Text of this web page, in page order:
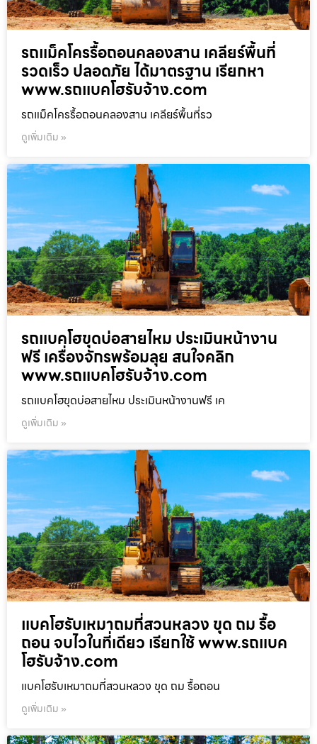
รถแม็คโครรื้อถอนคลองสาน เคลียร์พื้นที่
รวดเร็ว ปลอดภัย ได้มาตรฐาน เรียกหา
www.รถแบคโฮรับจ้าง.com
รถแม็คโครรื้อถอนคลองสาน เคลียร์พื้นที่รว
ดูเพิ่มเติม »
รถแบคโฮขุดบ่อสายไหม ประเมินหน้างาน
ฟรี เครื่องจักรพร้อมลุย สนใจคลิก
www.รถแบคโฮรับจ้าง.com
รถแบคโฮขุดบ่อสายไหม ประเมินหน้างานฟรี เค
ดูเพิ่มเติม »
แบคโฮรับเหมาถมที่สวนหลวง ขุด ถม รื้อ
ถอน จบไวในที่เดียว เรียกใช้ www.รถแบค
โฮรับจ้าง.com
แบคโฮรับเหมาถมที่สวนหลวง ขุด ถม รื้อถอน
ดูเพิ่มเติม »